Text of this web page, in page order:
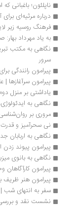
ناپلئون؛ باغبانی که
درباره مرثیه‌ای برای آفاق
فرهنگ روسیه زیر
به یاد مهرداد بهار:
پیرامون رانندگی برای
پیرامون سرآغازها | علی
یاداشتی بر منزل دوم |
نگاهی به ایدئولوژی،
مروری بر روان‌شناسی
نی سحرآمیز و قدرت سیاسی
نگاهی به اربابان جدید
پیرامون پیوند زدن
نگاهی به بانوی میزبان
پیرامون کارآگاهان وحشی
پیرامون هنر ظریف
سفر به انتهای شب | لویی
نشست نقد و بررسی عشایر